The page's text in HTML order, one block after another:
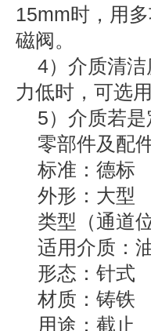
15mm时，用
磁阀。
4）介质清洁
力低时，可选
5）介质若是
零部件及配
标准：德标
外形：大型
类型（通道
适用介质：
形态：针式
材质：铸铁
用途：截止